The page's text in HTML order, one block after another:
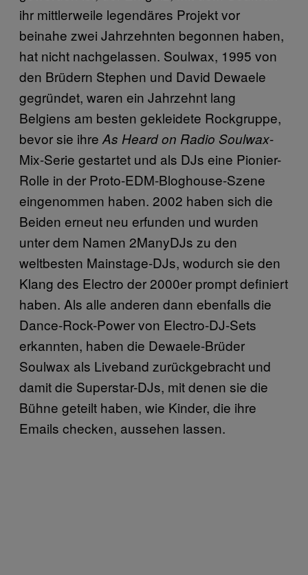
ihr mittlerweile legendäres Projekt vor
beinahe zwei Jahrzehnten begonnen haben,
hat nicht nachgelassen. Soulwax, 1995 von
den Brüdern Stephen und David Dewaele
gegründet, waren ein Jahrzehnt lang
Belgiens am besten gekleidete Rockgruppe,
bevor sie ihre As Heard on Radio Soulwax-
Mix-Serie gestartet und als DJs eine Pionier-
Rolle in der Proto-EDM-Bloghouse-Szene
eingenommen haben. 2002 haben sich die
Beiden erneut neu erfunden und wurden
unter dem Namen 2ManyDJs zu den
weltbesten Mainstage-DJs, wodurch sie den
Klang des Electro der 2000er prompt definiert
haben. Als alle anderen dann ebenfalls die
Dance-Rock-Power von Electro-DJ-Sets
erkannten, haben die Dewaele-Brüder
Soulwax als Liveband zurückgebracht und
damit die Superstar-DJs, mit denen sie die
Bühne geteilt haben, wie Kinder, die ihre
Emails checken, aussehen lassen.